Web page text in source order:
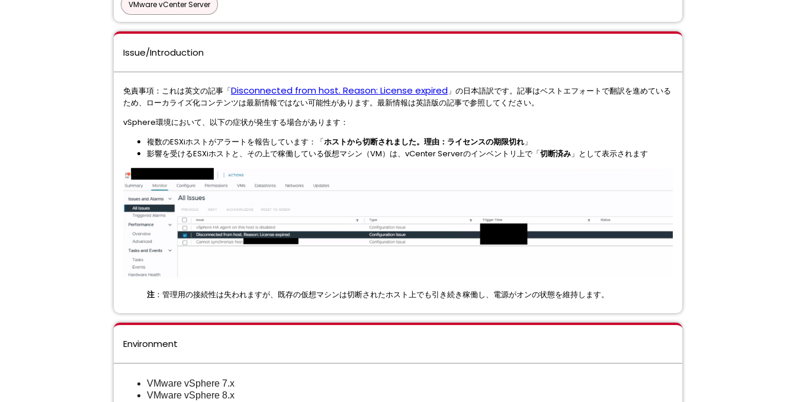
VMware vCenter Server
Issue/Introduction
免責事項：これは英文の記事「Disconnected from host. Reason: License expired」の日本語訳です。記事はベストエフォートで翻訳を進めている
ため、ローカライズ化コンテンツは最新情報ではない可能性があります。最新情報は英語版の記事で参照してください。
vSphere環境において、以下の症状が発生する場合があります：
複数のESXiホストがアラートを報告しています：「ホストから切断されました。理由：ライセンスの期限切れ」
影響を受けるESXiホストと、その上で稼働している仮想マシン（VM）は、vCenter Serverのインベントリ上で「切断済み」として表示されます
注：管理用の接続性は失われますが、既存の仮想マシンは切断されたホスト上でも引き続き稼働し、電源がオンの状態を維持します。
Environment
VMware vSphere 7.x
VMware vSphere 8.x